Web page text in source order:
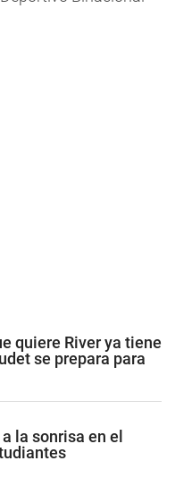
quiere River ya tiene
se prepara para
la sonrisa en el